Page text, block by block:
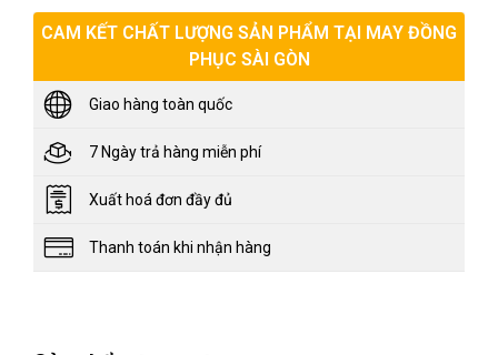
CAM KẾT CHẤT LƯỢNG SẢN PHẨM TẠI MAY ĐỒNG
PHỤC SÀI GÒN
Giao hàng toàn quốc
7 Ngày trả hàng miễn phí
Xuất hoá đơn đầy đủ
Thanh toán khi nhận hàng